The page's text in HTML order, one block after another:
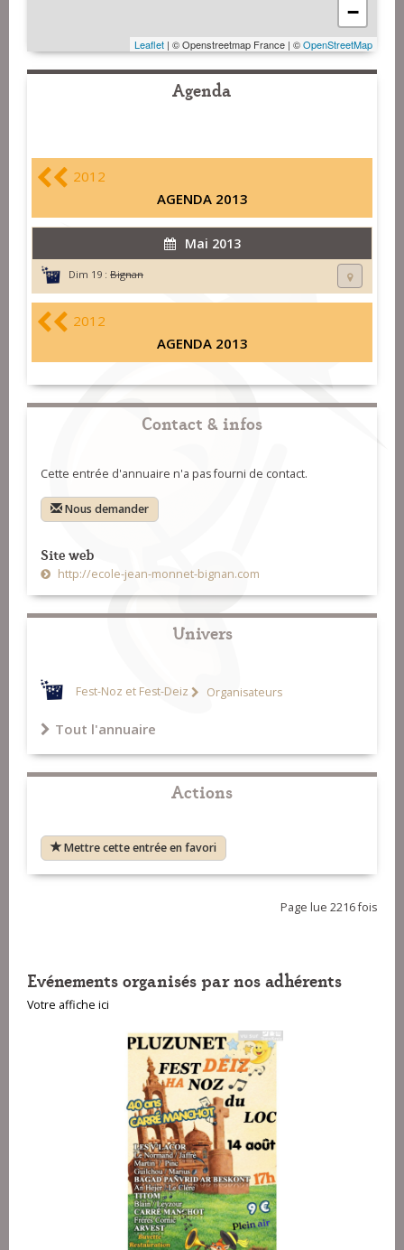
−
Leaflet | © Openstreetmap France | ©OpenStreetMap
Agenda
2012
AGENDA 2013
Mai 2013
Dim 19 : Bignan
2012
AGENDA 2013
Contact & infos
Cette entrée d'annuaire n'a pas fourni de contact.
Nous demander
Site web
http://ecole-jean-monnet-bignan.com
Univers
Fest-Noz et Fest-Deiz Organisateurs
Tout l'annuaire
Actions
Mettre cette entrée en favori
Page lue 2216 fois
Evénements organisés par nos adhérents
Votre affiche ici